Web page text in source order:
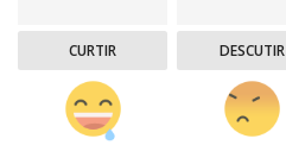
CURTIR DESCUTIR